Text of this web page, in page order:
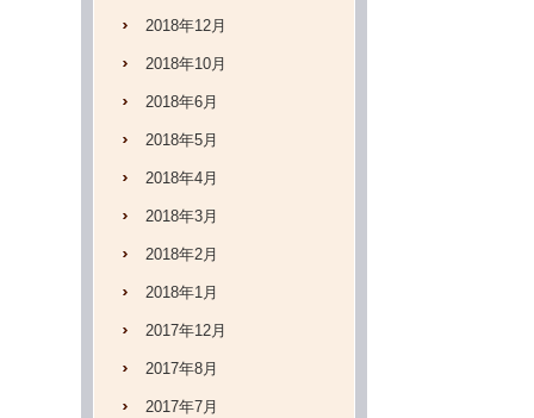
2018年12月
2018年10月
2018年6月
2018年5月
2018年4月
2018年3月
2018年2月
2018年1月
2017年12月
2017年8月
2017年7月